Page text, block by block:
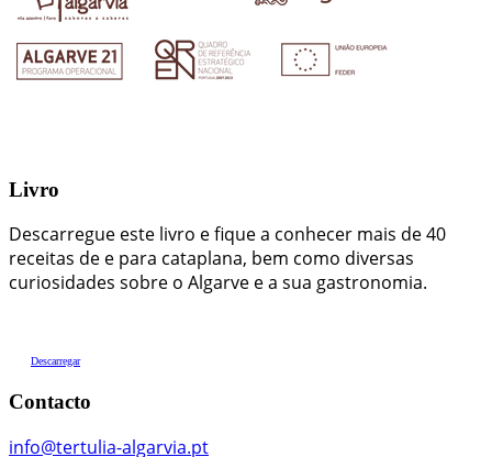
Livro
Descarregue este livro e fique a conhecer mais de 40
receitas de e para cataplana, bem como diversas
curiosidades sobre o Algarve e a sua gastronomia.
Descarregar
Contacto
info@tertulia-algarvia.pt